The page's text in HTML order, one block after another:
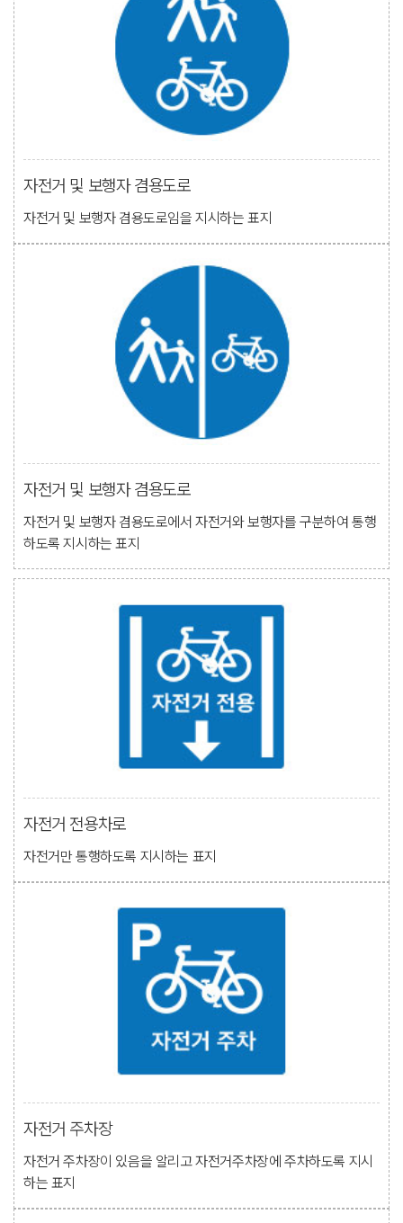
자전거 및 보행자 겸용도로
자전거 및 보행자 겸용도로임을 지시하는 표지
자전거 및 보행자 겸용도로
자전거 및 보행자 겸용도로에서 자전거와 보행자를 구분하여 통행
하도록 지시하는 표지
자전거 전용차로
자전거만 통행하도록 지시하는 표지
자전거 주차장
자전거 주차장이 있음을 알리고 자전거주차장에 주차하도록 지시
하는 표지